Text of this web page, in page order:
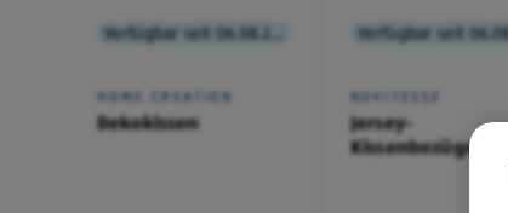
HOME CREATION
Dekokissen
NOVITESSE
Jersey-
Kissenbezüge,